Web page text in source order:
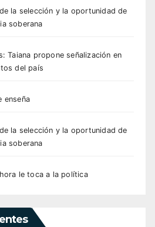
la selección y la oportunidad de
soberana
Taiana propone señalización en
del país
enseña
la selección y la oportunidad de
soberana
le toca a la política